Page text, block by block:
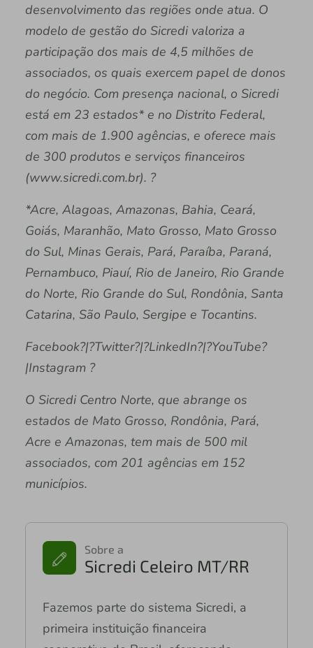
desenvolvimento das regiões onde atua. O
modelo de gestão do Sicredi valoriza a
participação dos mais de 4,5 milhões de
associados, os quais exercem papel de donos
do negócio. Com presença nacional, o Sicredi
está em 23 estados* e no Distrito Federal,
com mais de 1.900 agências, e oferece mais
de 300 produtos e serviços financeiros
(www.sicredi.com.br). ?
*Acre, Alagoas, Amazonas, Bahia, Ceará,
Goiás, Maranhão, Mato Grosso, Mato Grosso
do Sul, Minas Gerais, Pará, Paraíba, Paraná,
Pernambuco, Piauí, Rio de Janeiro, Rio Grande
do Norte, Rio Grande do Sul, Rondônia, Santa
Catarina, São Paulo, Sergipe e Tocantins.
Facebook?|?Twitter?|?LinkedIn?|?YouTube?
|Instagram ?
O Sicredi Centro Norte, que abrange os
estados de Mato Grosso, Rondônia, Pará,
Acre e Amazonas, tem mais de 500 mil
associados, com 201 agências em 152
municípios.
Sobre a
Sicredi Celeiro MT/RR
Fazemos parte do sistema Sicredi, a
primeira instituição financeira